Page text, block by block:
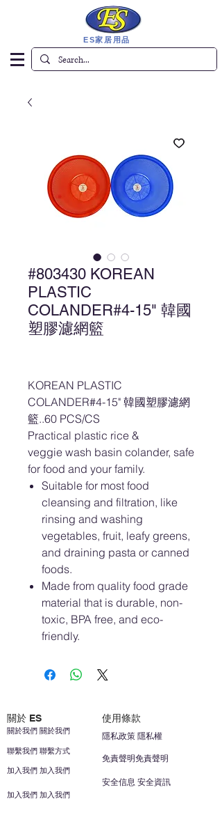
ES家居用品
#803430 KOREAN
PLASTIC
COLANDER#4-15" 韓國
塑膠濾網籃
KOREAN PLASTIC
COLANDER#4-15" 韓國塑膠濾網
籃..60 PCS/CS
Practical plastic rice &
veggie wash basin colander, safe
for food and your family.
Suitable for most food
cleansing and filtration, like
rinsing and washing
vegetables, fruit, leafy greens,
and draining pasta or canned
foods.
Made from quality food grade
material that is durable, non-
toxic, BPA free, and eco-
friendly.
關於 ES 使用條款
聯繫我們 聯繫方式
加入我們 加入我們
關於我們 關於我們
加入我們 加入我們
安全信息 安全資訊
免責聲明免責聲明
隱私政策 隱私權